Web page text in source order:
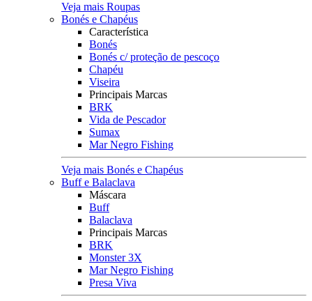
Veja mais Roupas
Bonés e Chapéus
Característica
Bonés
Bonés c/ proteção de pescoço
Chapéu
Viseira
Principais Marcas
BRK
Vida de Pescador
Sumax
Mar Negro Fishing
Veja mais Bonés e Chapéus
Buff e Balaclava
Máscara
Buff
Balaclava
Principais Marcas
BRK
Monster 3X
Mar Negro Fishing
Presa Viva